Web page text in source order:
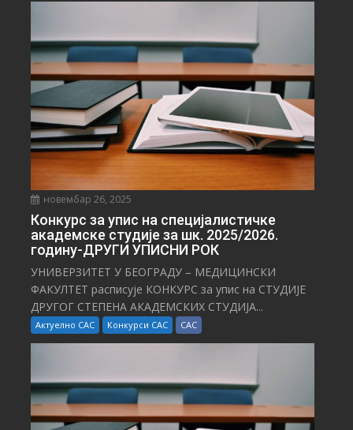
новембар 26, 2025
Конкурс за упис на специјалистичке
академске студије за шк. 2025/2026.
годину-ДРУГИ УПИСНИ РОК
УНИВЕРЗИТЕТ У БЕОГРАДУ – МЕДИЦИНСКИ
ФАКУЛТЕТ расписује КОНКУРС за упис на СТУДИЈЕ
ДРУГОГ СТЕПЕНА АКАДЕМСКИХ СТУДИЈА...
Актуелно САС Конкурси САС САС